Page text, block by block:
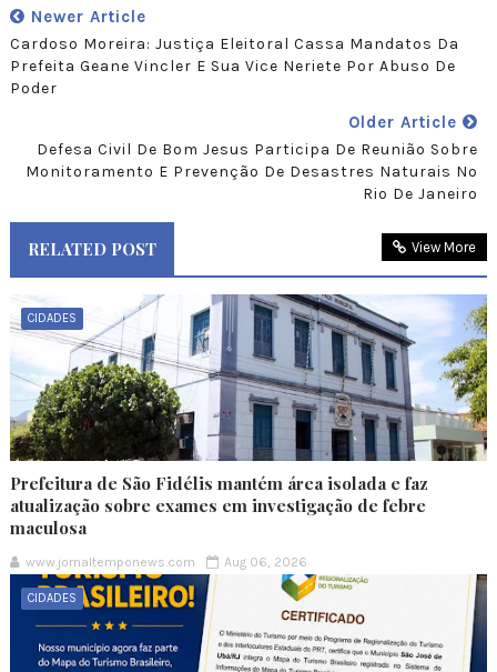
Newer Article
Cardoso Moreira: Justiça Eleitoral Cassa Mandatos Da
Prefeita Geane Vincler E Sua Vice Neriete Por Abuso De
Poder
Older Article
Defesa Civil De Bom Jesus Participa De Reunião Sobre
Monitoramento E Prevenção De Desastres Naturais No
Rio De Janeiro
RELATED POST View More
CIDADES
Prefeitura de São Fidélis mantém área isolada e faz
atualização sobre exames em investigação de febre
maculosa
www.jornaltemponews.com Aug 06, 2026
CIDADES